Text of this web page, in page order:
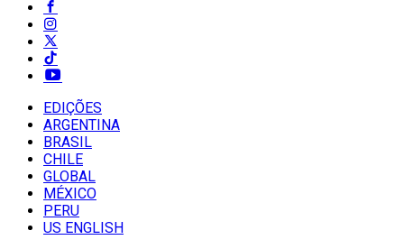
EDIÇÕES
ARGENTINA
BRASIL
CHILE
GLOBAL
MÉXICO
PERU
US ENGLISH